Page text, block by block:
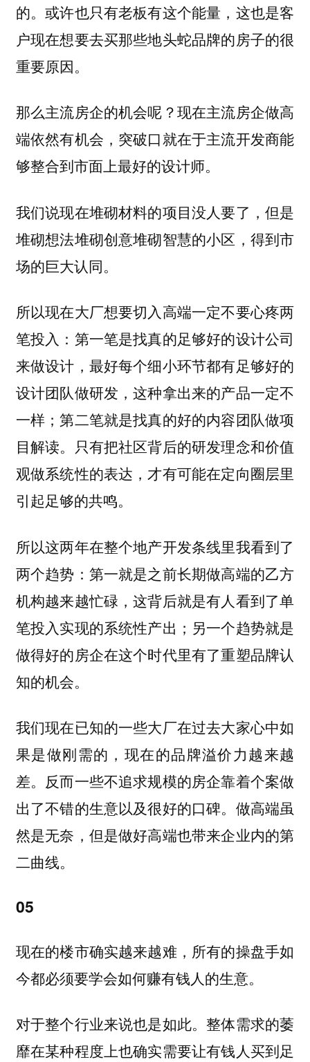
的。或许也只有老板有这个能量，这也是客
户现在想要去买那些地头蛇品牌的房子的很
重要原因。
那么主流房企的机会呢？现在主流房企做高
端依然有机会，突破口就在于主流开发商能
够整合到市面上最好的设计师。
我们说现在堆砌材料的项目没人要了，但是
堆砌想法堆砌创意堆砌智慧的小区，得到市
场的巨大认同。
所以现在大厂想要切入高端一定不要心疼两
笔投入：第一笔是找真的足够好的设计公司
来做设计，最好每个细小环节都有足够好的
设计团队做研发，这种拿出来的产品一定不
一样；第二笔就是找真的好的内容团队做项
目解读。只有把社区背后的研发理念和价值
观做系统性的表达，才有可能在定向圈层里
引起足够的共鸣。
所以这两年在整个地产开发条线里我看到了
两个趋势：第一就是之前长期做高端的乙方
机构越来越忙碌，这背后就是有人看到了单
笔投入实现的系统性产出；另一个趋势就是
做得好的房企在这个时代里有了重塑品牌认
知的机会。
我们现在已知的一些大厂在过去大家心中如
果是做刚需的，现在的品牌溢价力越来越
差。反而一些不追求规模的房企靠着个案做
出了不错的生意以及很好的口碑。做高端虽
然是无奈，但是做好高端也带来企业内的第
二曲线。
05
现在的楼市确实越来越难，所有的操盘手如
今都必须要学会如何赚有钱人的生意。
对于整个行业来说也是如此。整体需求的萎
靡在某种程度上也确实需要让有钱人买到足